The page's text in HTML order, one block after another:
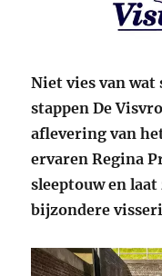
Niet vies van
stappen De
aflevering van
ervaren Regina
sleeptouw en
bijzondere